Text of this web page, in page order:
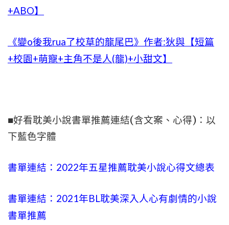
+ABO】
《變o後我rua了校草的龍尾巴》作者:狄與【短篇
+校園+萌寵+主角不是人(龍)+小甜文】
■好看耽美小說書單推薦連結(含文案、心得)：以
下藍色字體
書單連結：2022年五星推薦耽美小說心得文總表
書單連結：2021年BL耽美深入人心有劇情的小說
書單推薦